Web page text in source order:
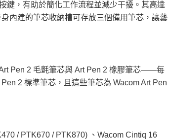
鍵，有助於簡化工作流程並減少干擾。其高達
內建的筆芯收納槽可存放三個備用筆芯，讓藝
Pen 2 毛氈筆芯與 Art Pen 2 橡膠筆芯——每
2 標準筆芯，且這些筆芯為 Wacom Art Pen
/ PTK670 / PTK870) 、Wacom Cintiq 16